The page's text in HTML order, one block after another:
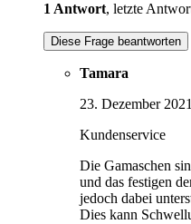
1 Antwort, letzte
Diese Frage beantworten
Tamara
23. Dezember 2021
Kundenservice
Die Gamaschen
und das festigen
jedoch dabei
Dies kann